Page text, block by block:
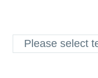
Please select